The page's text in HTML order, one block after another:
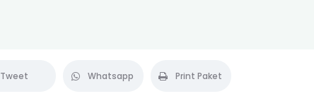
Tweet Whatsapp Print Paket